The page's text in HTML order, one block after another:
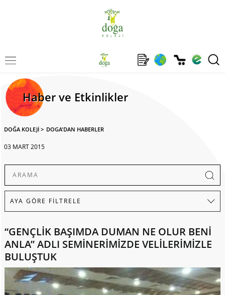
Haber ve Etkinlikler
DOĞA KOLEJİ > DOGA'DAN HABERLER
03 MART 2015
“GENÇLİK BAŞIMDA DUMAN NE OLUR BENİ
ANLA” ADLI SEMİNERİMİZDE VELİLERİMİZLE
BULUŞTUK